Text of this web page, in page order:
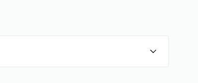
e desenvolva materiais de treinamento em
de treinamento com mais rapidez e aprimore